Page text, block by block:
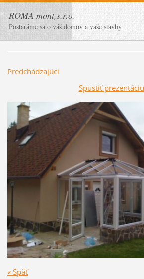
ROMA mont,s.r.o.
Postaráme sa o váš domov a vaše stavby
Predchádzajúci
Spustiť prezentáciu
« Späť